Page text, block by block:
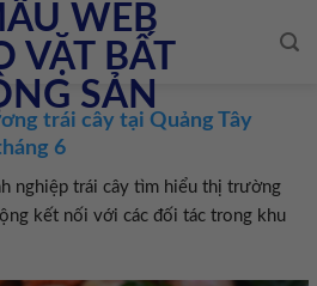
trái cây tại Quảng Tây
6
nghiệp trái cây tìm hiểu thị trường
kết nối với các đối tác trong khu